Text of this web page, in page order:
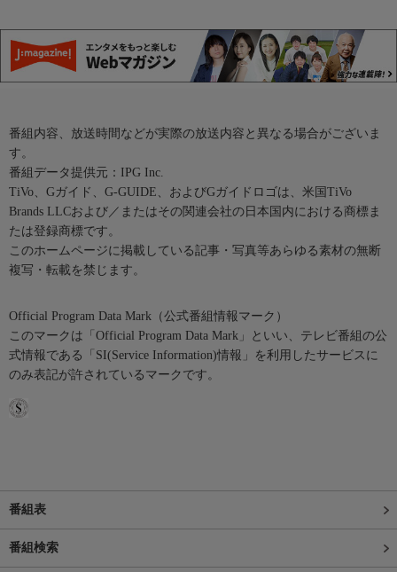
番組内容、放送時間などが実際の放送内容と異なる場合がございま
す。
番組データ提供元：IPG Inc.
TiVo、Gガイド、G-GUIDE、およびGガイドロゴは、米国TiVo
Brands LLCおよび／またはその関連会社の日本国内における商標ま
たは登録商標です。
このホームページに掲載している記事・写真等あらゆる素材の無断
複写・転載を禁じます。
Official Program Data Mark（公式番組情報マーク）
このマークは「Official Program Data Mark」といい、テレビ番組の公
式情報である「SI(Service Information)情報」を利用したサービスに
のみ表記が許されているマークです。
番組表
番組検索